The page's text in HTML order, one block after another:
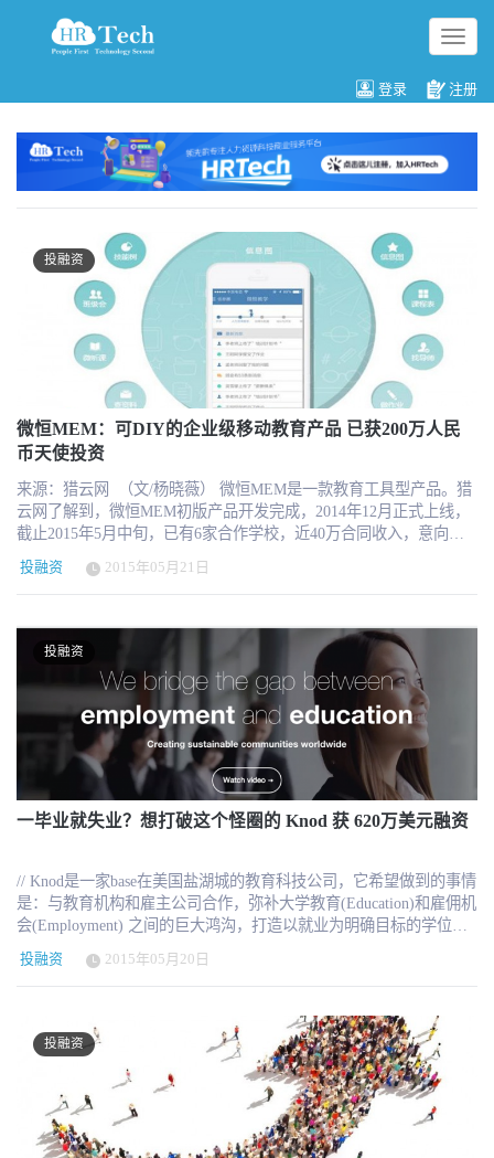
切
换
航
登录 注册
投融资
微恒MEM：可DIY的企业级移动教育产品 已获200万人民
币天使投资
来源：猎云网 （文/杨晓薇） 微恒MEM是一款教育工具型产品。猎
云网了解到，微恒MEM初版产品开发完成，2014年12月正式上线，
截止2015年5月中旬，已有6家合作学校，近40万合同收入，意向学
校20余家。 微恒在2013年底获得200万人民币天使投资，目前正在
与多家VC公司接触洽谈Pre-A轮融资事宜。 目前在线教育市场发展
前景良好，越来越多的学校和培训机构需要借助移动教学APP辅助面
合企业个性化需求的产品较少。 微恒MEM专为企业及学校市场服
务，解决纯外包项目无法产品化，纯SAAS类产品无法解决定制化需
求的问题，将产品功能模块各自独立，由学校根据当前发展需要自
行组合需要呈现的功能，自行选择颜色、模版等，自动打包生成IOS
及android原生APP，且可随时调整所有参数再生成，拼接成自己学
校的移动学堂APP。 学生可通过微恒MEM查看课程表、与老师单独
沟通交流、查资料、做作业、回顾教学视频等，微恒学生版还增加
了考试系统，后台可以收集学生做题情况并将数据反馈到老师端和
管理端。而管理版除了有各项后台信息数据之外还具有打卡签到等
号收费，68元/每账号；二是部署版，8.8万＝私有云部署版价格，这
种模式下企业的数据收集将在其自身后台完成。创始人马英杰告诉
猎云网，随着公司的发展以及现金流的增加，以后会慢慢摒弃部署
版的收费方式。 据了解，微恒创始团队2013年开始创业，创业之初
管理＋教育培训从业经验，担任苹果AATC培训讲师。
投融资 2015年05月21日
投融资
一毕业就失业？想打破这个怪圈的 Knod 获 620万美元融资
// Knod是一家base在美国盐湖城的教育科技公司，它希望做到的事情
是：与教育机构和雇主公司合作，弥补大学教育(Education)和雇佣机
会(Employment) 之间的巨大鸿沟，打造以就业为明确目标的学位教
育。 Knod 和大学及企业合作，提供线上线下相结合的、基于公司
项目的、以培养职业技能为目的的教学，结业后提供本科或MBA 的
学位证书，目前授予的学位包括信息技术学士、国际商务学士、商
务管理MBA等，学费在1万美元左右，与美国大学动辄三、五万美元
一年的学费相比，Knod 打的显然是价廉物美的招牌。 2014年以
来，已经有38名肯尼亚学生从 Knod 与一所马来西亚大学合作的项目
中毕业。从2015-2016学年开始，Knod 会和美国阿拉巴马州的一所函
授大学———安德鲁杰克森大学(New Charter University)——合作，
推出学费在13000美元以下的商务学士学位。 Knod 在教学的诸多环
节中运用了科技产品以增强教学效果。举例来说，系统会根据每个
投融资 2015年05月20日
投融资